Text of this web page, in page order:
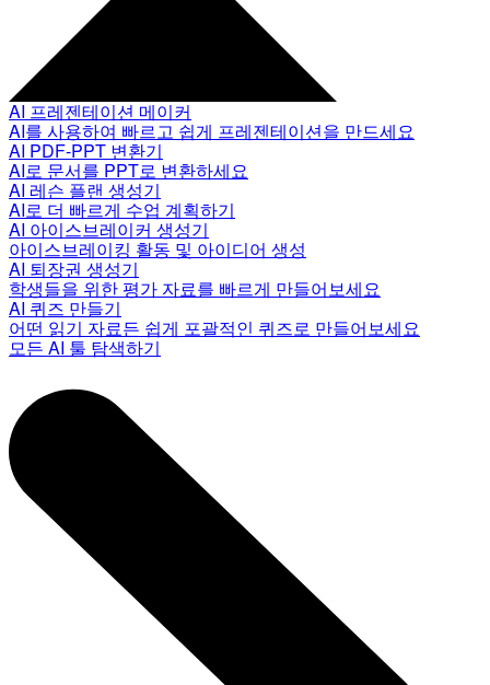
AI 프레젠테이션 메이커
AI를 사용하여 빠르고 쉽게 프레젠테이션을 만드세요
AI PDF-PPT 변환기
AI로 문서를 PPT로 변환하세요
AI 레슨 플랜 생성기
AI로 더 빠르게 수업 계획하기
AI 아이스브레이커 생성기
아이스브레이킹 활동 및 아이디어 생성
AI 퇴장권 생성기
학생들을 위한 평가 자료를 빠르게 만들어보세요
AI 퀴즈 만들기
어떤 읽기 자료든 쉽게 포괄적인 퀴즈로 만들어보세요
모든 AI 툴 탐색하기